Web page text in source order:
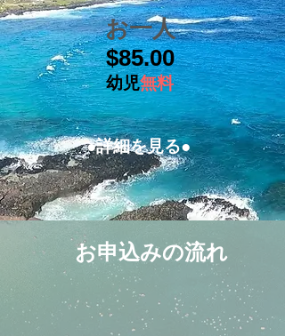
​お一人
$85.00​
幼児無料
●詳細を見る●
お申込みの流れ